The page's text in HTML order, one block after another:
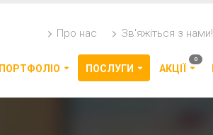
Про нас Зв'яжіться з нами!
ПОРТФОЛІО ПОСЛУГИ АКЦІЇ
0